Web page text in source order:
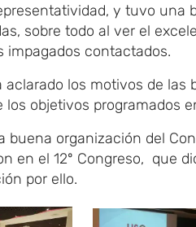
y tuvo una
sobre todo al ver el
impagados contactados.
los motivos de las
los objetivos programados
buena organización del
en el 12º Congreso, que
por ello.